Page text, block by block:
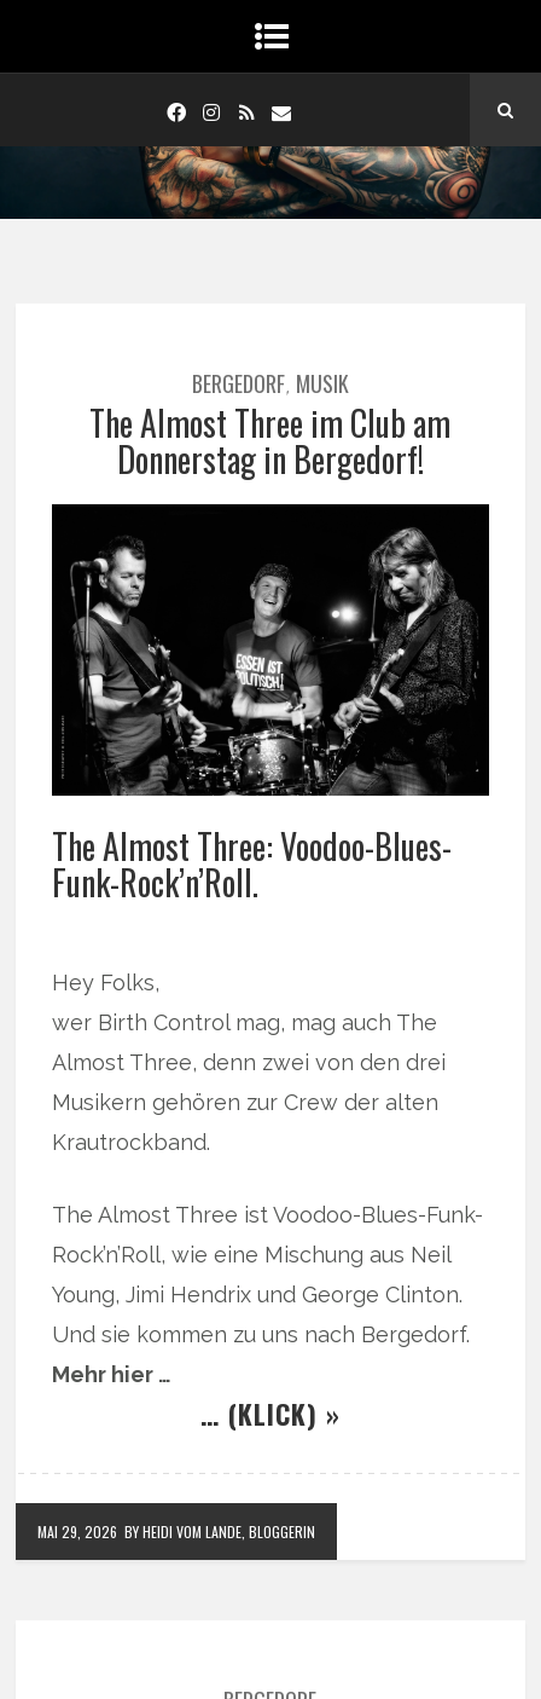
BERGEDORF, MUSIK
The Almost Three im Club am
Donnerstag in Bergedorf!
The Almost Three: Voodoo-Blues-
Funk-Rock’n’Roll.
Hey Folks,
wer Birth Control mag, mag auch The
Almost Three, denn zwei von den drei
Musikern gehören zur Crew der alten
Krautrockband.
The Almost Three ist Voodoo-Blues-Funk-
Rock’n’Roll, wie eine Mischung aus Neil
Young, Jimi Hendrix und George Clinton.
Und sie kommen zu uns nach Bergedorf.
Mehr hier …
… (KLICK) »
MAI 29, 2026 BY HEIDI VOM LANDE, BLOGGERIN